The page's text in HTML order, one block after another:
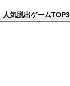
人気脱出ゲームTOP3